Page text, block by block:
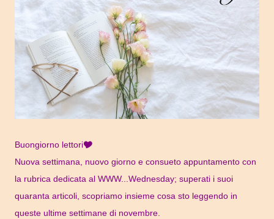
Buongiorno lettori🎔
Nuova settimana, nuovo giorno e consueto appuntamento con
la rubrica dedicata al WWW...Wednesday; superati i suoi
quaranta articoli, scopriamo insieme cosa sto leggendo in
queste ultime settimane di novembre.